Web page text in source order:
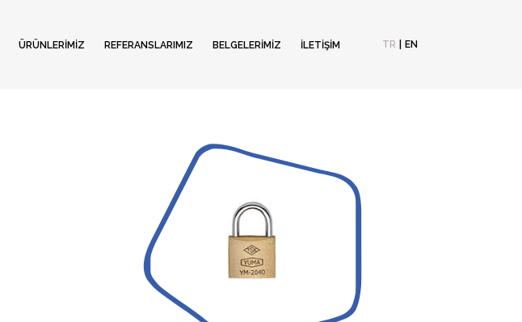
ÜRÜNLERİMİZ REFERANSLARIMIZ BELGELERİMİZ İLETİŞİM TR EN